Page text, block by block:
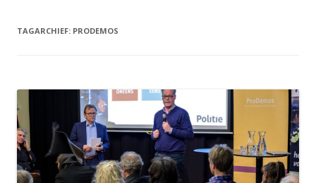
TAGARCHIEF: PRODEMOS